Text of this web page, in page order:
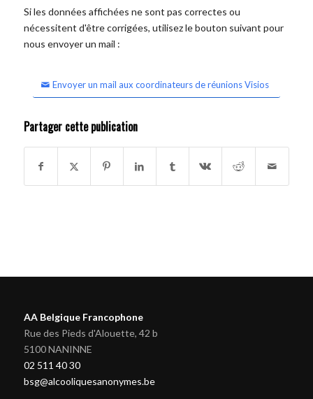
Si les données affichées ne sont pas correctes ou
nécessitent d'être corrigées, utilisez le bouton suivant pour
nous envoyer un mail :
Envoyer un mail aux coordinateurs de réunions Visios
Partager cette publication
AA Belgique Francophone
Rue des Pieds d'Alouette, 42 b
5100 NANINNE
02 511 40 30
bsg@alcooliquesanonymes.be